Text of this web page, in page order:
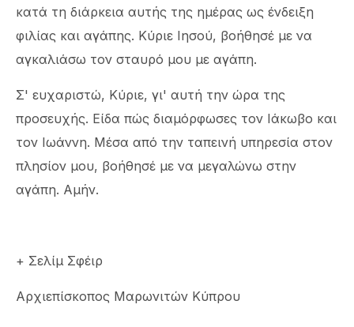
κατά τη διάρκεια αυτής της ημέρας ως ένδειξη
φιλίας και αγάπης. Κύριε Ιησού, βοήθησέ με να
αγκαλιάσω τον σταυρό μου με αγάπη.
Σ' ευχαριστώ, Κύριε, γι' αυτή την ώρα της
προσευχής. Είδα πώς διαμόρφωσες τον Ιάκωβο και
τον Ιωάννη. Μέσα από την ταπεινή υπηρεσία στον
πλησίον μου, βοήθησέ με να μεγαλώνω στην
αγάπη. Αμήν.
+ Σελίμ Σφέιρ
Αρχιεπίσκοπος Μαρωνιτών Κύπρου